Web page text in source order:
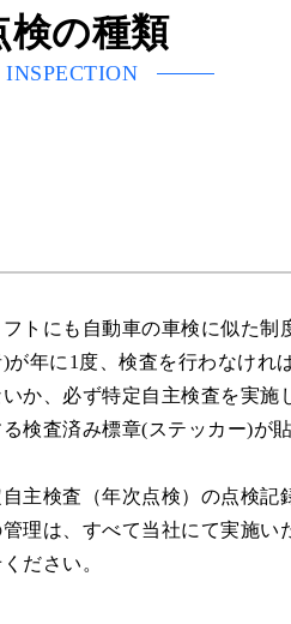
検の種類
INSPECTION
トにも自動車の車検に似た
が年に1度、検査を行わなけれ
か、必ず特定自主検査を実
検査済み標章(ステッカー)が貼
自主検査（年次点検）の点検
理は、すべて当社にて実施
ださい。